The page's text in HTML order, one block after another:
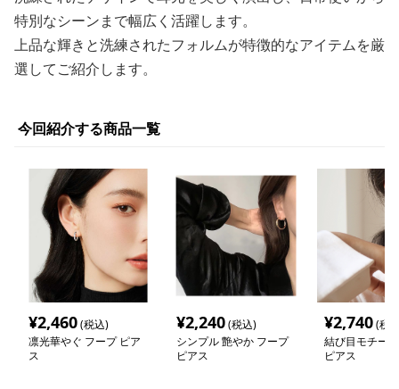
特別なシーンまで幅広く活躍します。
上品な輝きと洗練されたフォルムが特徴的なアイテムを厳
選してご紹介します。
今回紹介する商品一覧
¥2,460(税込)
凛光華やぐ フープ ピア
ス
¥2,240(税込)
シンプル 艶やか フープ
ピアス
¥2,740(税
結び目モチー
ピアス